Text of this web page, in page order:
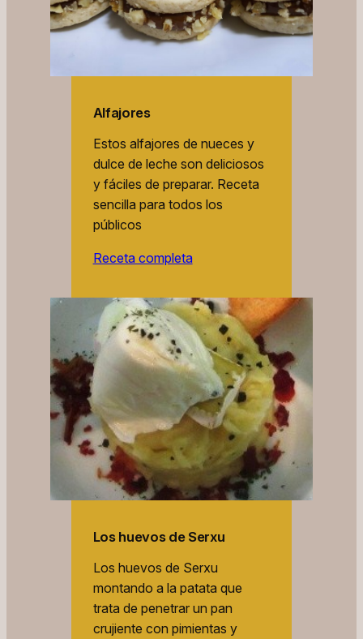
Alfajores
Estos alfajores de nueces y
dulce de leche son deliciosos
y fáciles de preparar. Receta
sencilla para todos los
públicos
Receta completa
Los huevos de Serxu
Los huevos de Serxu
montando a la patata que
trata de penetrar un pan
crujiente con pimientas y